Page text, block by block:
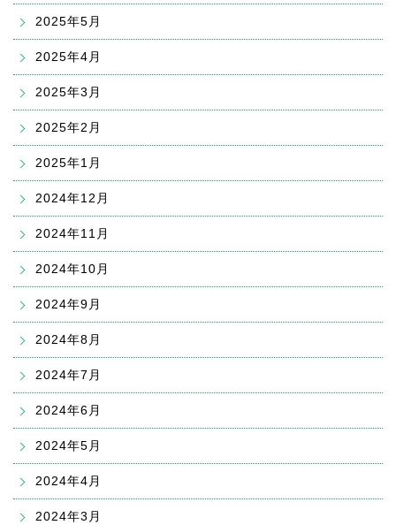
2025年5月
2025年4月
2025年3月
2025年2月
2025年1月
2024年12月
2024年11月
2024年10月
2024年9月
2024年8月
2024年7月
2024年6月
2024年5月
2024年4月
2024年3月